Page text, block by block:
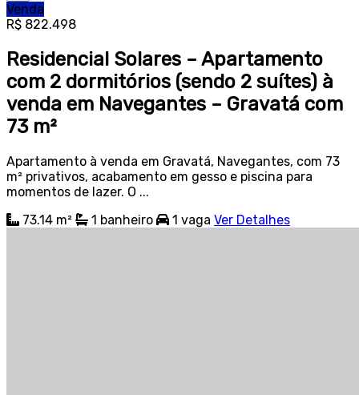
Venda
R$ 822.498
Residencial Solares – Apartamento
com 2 dormitórios (sendo 2 suítes) à
venda em Navegantes – Gravatá com
73 m²
Apartamento à venda em Gravatá, Navegantes, com 73
m² privativos, acabamento em gesso e piscina para
momentos de lazer. O ...
73.14 m²
1 banheiro 1 vaga Ver Detalhes